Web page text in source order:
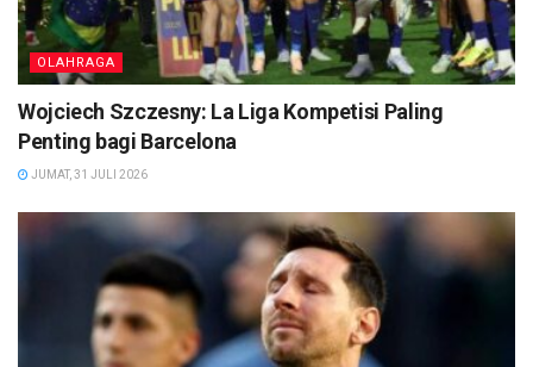
OLAHRAGA
Wojciech Szczesny: La Liga Kompetisi Paling
Penting bagi Barcelona
JUMAT, 31 JULI 2026